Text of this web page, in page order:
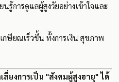
นรู้การดูแลผู้สูงวัยอย่างเข้าใจและ
กษียณเร็วขึ้น ทั้งการเงิน สุขภาพ
ยงการเป็น "สังคมผู้สูงอายุ" ได้